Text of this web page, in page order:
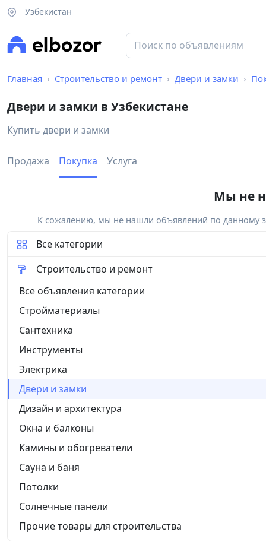
Узбекистан
Главная Строительство и ремонт Двери и замки
Двери и замки в Узбекистане
Купить двери и замки
Продажа Покупка Услуга
Мы не
К сожалению, мы не нашли объявлений по данному
Все категории
Строительство и ремонт
Все объявления категории
Стройматериалы
Сантехника
Инструменты
Электрика
Двери и замки
Дизайн и архитектура
Окна и балконы
Камины и обогреватели
Сауна и баня
Потолки
Солнечные панели
Прочие товары для строительства